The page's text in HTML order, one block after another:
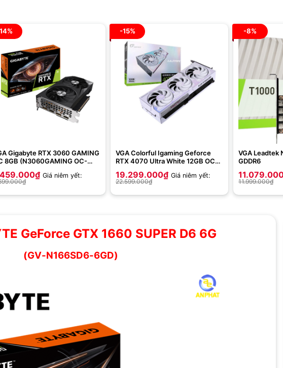
Gigabyte RTX 3060 GAMING
8GB (N3060GAMING OC-
₫ Giá niêm yết:
₫
-15%
VGA Colorful Igaming Geforce
RTX 4070 Ultra White 12GB OC
19.299.000₫ Giá niêm yết:
22.599.000₫
-8%
VGA Leadtek
GDDR6
11.999.000₫
GeForce GTX 1660 SUPER D6 6G
(GV-N166SD6-6GD)